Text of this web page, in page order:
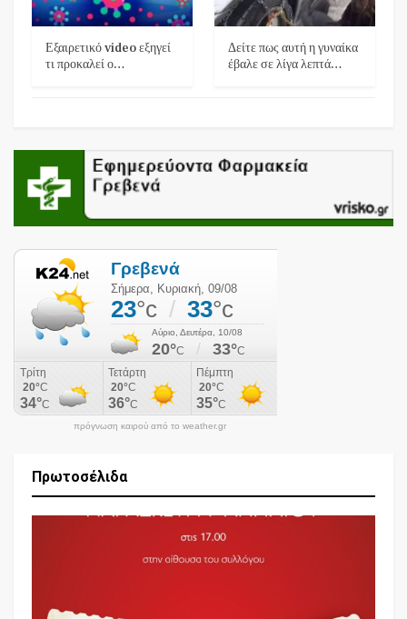
Εξαιρετικό video εξηγεί
τι προκαλεί ο…
Δείτε πως αυτή η γυναίκα
έβαλε σε λίγα λεπτά…
πρόγνωση καιρού από το weather.gr
Πρωτοσέλιδα